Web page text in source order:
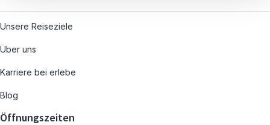
Unsere Reiseziele
Über uns
Karriere bei erlebe
Blog
Öffnungszeiten